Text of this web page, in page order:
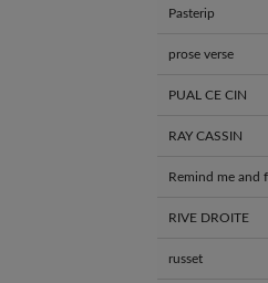
Pasterip
prose verse
PUAL CE CIN
RAY CASSIN
Remind me and
RIVE DROITE
russet